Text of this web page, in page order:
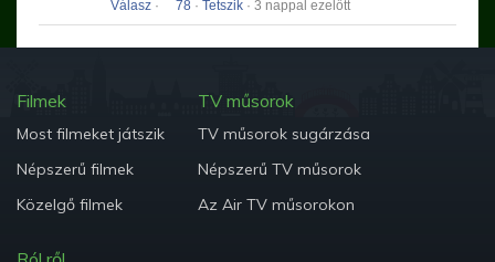
Válasz · 78 · Tetszik · 3 nappal ezelőtt
Filmek
Most filmeket játszik
Népszerű filmek
Közelgő filmek
TV műsorok
TV műsorok sugárzása
Népszerű TV műsorok
Az Air TV műsorokon